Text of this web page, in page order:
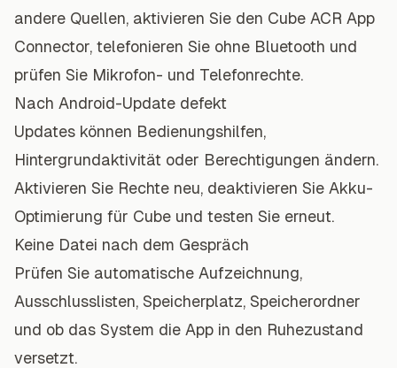
andere Quellen, aktivieren Sie den Cube ACR App
Connector, telefonieren Sie ohne Bluetooth und
prüfen Sie Mikrofon- und Telefonrechte.
Nach Android-Update defekt
Updates können Bedienungshilfen,
Hintergrundaktivität oder Berechtigungen ändern.
Aktivieren Sie Rechte neu, deaktivieren Sie Akku-
Optimierung für Cube und testen Sie erneut.
Keine Datei nach dem Gespräch
Prüfen Sie automatische Aufzeichnung,
Ausschlusslisten, Speicherplatz, Speicherordner
und ob das System die App in den Ruhezustand
versetzt.